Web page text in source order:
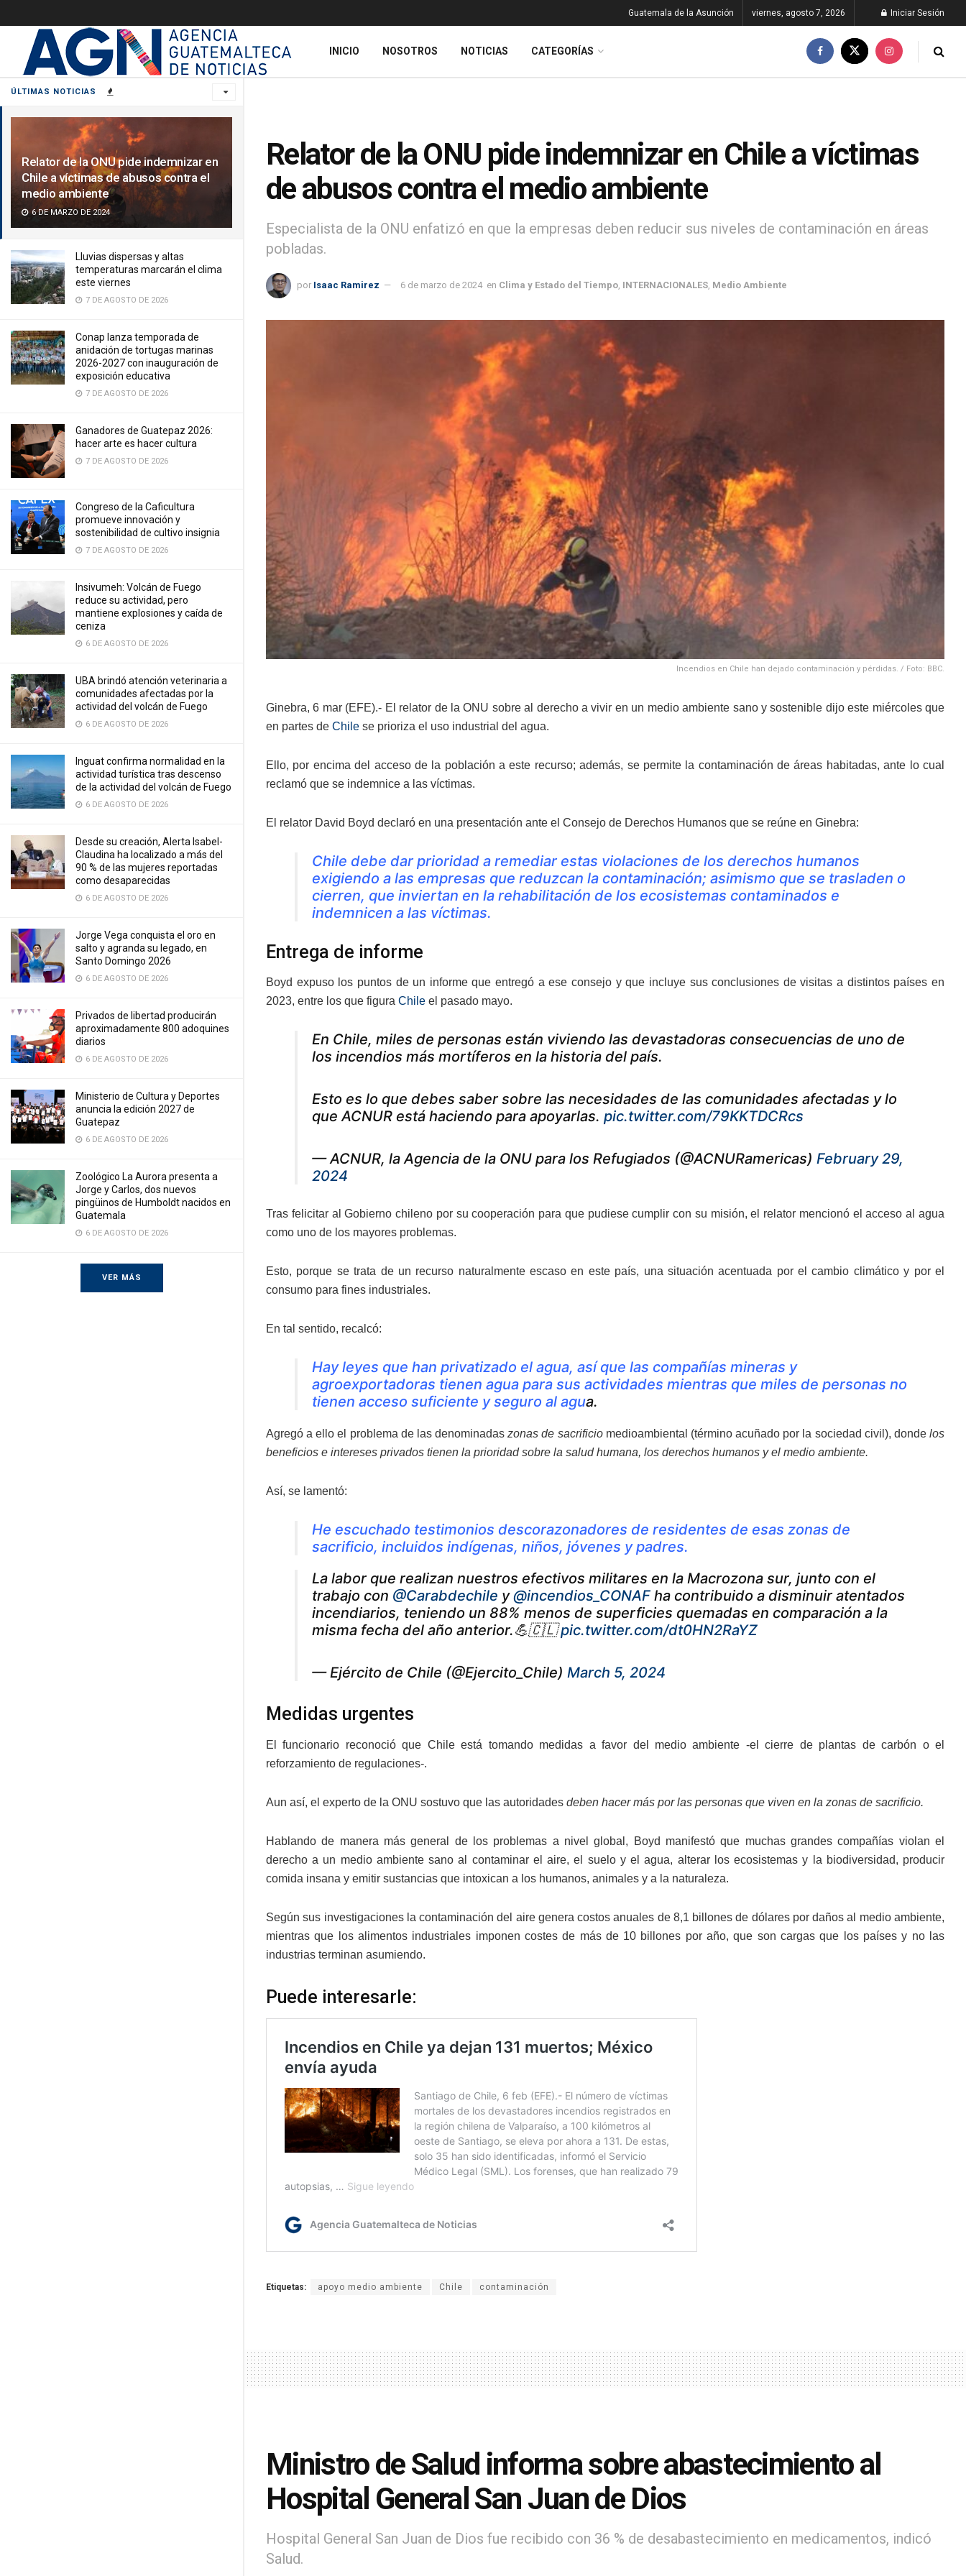
ÚLTIMAS NOTICIAS
Relator de la ONU pide indemnizar en
Chile a víctimas de abusos contra el
medio ambiente
6 DE MARZO DE 2024
Lluvias dispersas y altas
temperaturas marcarán el clima
este viernes
7 DE AGOSTO DE 2026
Conap lanza temporada de
anidación de tortugas marinas
2026-2027 con inauguración de
exposición educativa
7 DE AGOSTO DE 2026
Ganadores de Guatepaz 2026:
hacer arte es hacer cultura
7 DE AGOSTO DE 2026
Congreso de la Caficultura
promueve innovación y
sostenibilidad de cultivo insignia
7 DE AGOSTO DE 2026
Insivumeh: Volcán de Fuego
reduce su actividad, pero
mantiene explosiones y caída de
ceniza
6 DE AGOSTO DE 2026
UBA brindó atención veterinaria a
comunidades afectadas por la
actividad del volcán de Fuego
6 DE AGOSTO DE 2026
Inguat confirma normalidad en la
actividad turística tras descenso
de la actividad del volcán de Fuego
6 DE AGOSTO DE 2026
Desde su creación, Alerta Isabel-
Claudina ha localizado a más del
90 % de las mujeres reportadas
como desaparecidas
6 DE AGOSTO DE 2026
Jorge Vega conquista el oro en
salto y agranda su legado, en
Santo Domingo 2026
6 DE AGOSTO DE 2026
Privados de libertad producirán
aproximadamente 800 adoquines
diarios
6 DE AGOSTO DE 2026
Ministerio de Cultura y Deportes
anuncia la edición 2027 de
Guatepaz
6 DE AGOSTO DE 2026
Zoológico La Aurora presenta a
Jorge y Carlos, dos nuevos
pingüinos de Humboldt nacidos en
Guatemala
6 DE AGOSTO DE 2026
VER MÁS
Guatemala de la Asunción viernes, agosto 7, 2026 Iniciar Sesión
INICIO NOSOTROS NOTICIAS CATEGORÍAS
Relator de la ONU pide indemnizar en Chile a víctimas
de abusos contra el medio ambiente
Especialista de la ONU enfatizó en que la empresas deben reducir sus niveles de contaminación en áreas
pobladas.
por Isaac Ramirez 6 de marzo de 2024 en Clima y Estado del Tiempo INTERNACIONALES Medio Ambiente
Incendios en Chile han dejado contaminación y pérdidas. / Foto: BBC.
Ginebra, 6 mar (EFE).- El relator de la ONU sobre al derecho a vivir en un medio ambiente sano y sostenible dijo este miércoles que
en partes de Chile se prioriza el uso industrial del agua.
Ello, por encima del acceso de la población a este recurso; además, se permite la contaminación de áreas habitadas, ante lo cual
reclamó que se indemnice a las víctimas.
El relator David Boyd declaró en una presentación ante el Consejo de Derechos Humanos que se reúne en Ginebra:
Chile debe dar prioridad a remediar estas violaciones de los derechos humanos
exigiendo a las empresas que reduzcan la contaminación; asimismo que se trasladen o
cierren, que inviertan en la rehabilitación de los ecosistemas contaminados e
indemnicen a las víctimas.
Entrega de informe
Boyd expuso los puntos de un informe que entregó a ese consejo y que incluye sus conclusiones de visitas a distintos países en
2023, entre los que figura Chile el pasado mayo.
En Chile, miles de personas están viviendo las devastadoras consecuencias de uno de
los incendios más mortíferos en la historia del país.
Esto es lo que debes saber sobre las necesidades de las comunidades afectadas y lo
que ACNUR está haciendo para apoyarlas. pic.twitter.com/79KKTDCRcs
— ACNUR, la Agencia de la ONU para los Refugiados (@ACNURamericas) February 29,
2024
Tras felicitar al Gobierno chileno por su cooperación para que pudiese cumplir con su misión, el relator mencionó el acceso al agua
como uno de los mayores problemas.
Esto, porque se trata de un recurso naturalmente escaso en este país, una situación acentuada por el cambio climático y por el
consumo para fines industriales.
En tal sentido, recalcó:
Hay leyes que han privatizado el agua, así que las compañías mineras y
agroexportadoras tienen agua para sus actividades mientras que miles de personas no
tienen acceso suficiente y seguro al agua.
Agregó a ello el problema de las denominadaszonas de sacrificiomedioambiental (término acuñado por la sociedad civil), dondelos
beneficios e intereses privados tienen la prioridad sobre la salud humana, los derechos humanos y el medio ambiente.
Así, se lamentó:
He escuchado testimonios descorazonadores de residentes de esas zonas de
sacrificio, incluidos indígenas, niños, jóvenes y padres.
La labor que realizan nuestros efectivos militares en la Macrozona sur, junto con el
trabajo con @Carabdechile y@incendios_CONAF ha contribuido a disminuir atentados
incendiarios, teniendo un 88% menos de superficies quemadas en comparación a la
misma fecha del año anterior.💪🇨🇱pic.twitter.com/dt0HN2RaYZ
— Ejército de Chile (@Ejercito_Chile) March 5, 2024
Medidas urgentes
El funcionario reconoció que Chile está tomando medidas a favor del medio ambiente -el cierre de plantas de carbón o el
reforzamiento de regulaciones-.
Aun así, el experto de la ONU sostuvo que las autoridades deben hacer más por las personas que viven en la zonas de sacrificio.
Hablando de manera más general de los problemas a nivel global, Boyd manifestó que muchas grandes compañías violan el
derecho a un medio ambiente sano al contaminar el aire, el suelo y el agua, alterar los ecosistemas y la biodiversidad, producir
comida insana y emitir sustancias que intoxican a los humanos, animales y a la naturaleza.
Según sus investigaciones la contaminación del aire genera costos anuales de 8,1 billones de dólares por daños al medio ambiente,
mientras que los alimentos industriales imponen costes de más de 10 billones por año, que son cargas que los países y no las
industrias terminan asumiendo.
Puede interesarle:
Etiquetas: apoyo medio ambiente Chile contaminación
Ministro de Salud informa sobre abastecimiento al
Hospital General San Juan de Dios
Hospital General San Juan de Dios fue recibido con 36 % de desabastecimiento en medicamentos, indicó
Salud.